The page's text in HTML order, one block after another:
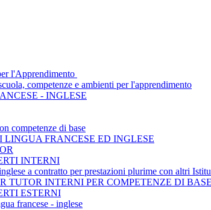
l'Apprendimento
competenze e ambienti per l'apprendimento
- INGLESE
competenze di base
LINGUA FRANCESE ED INGLESE
INTERNI
a contratto per prestazioni plurime con altri
TUTOR INTERNI PER COMPETENZE DI BASE
ESTERNI
francese - inglese